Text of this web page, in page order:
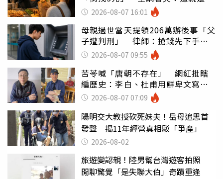
灣 2026-08-07 16:01
母親過世當天提領206萬辦後事「父
子遭判刑」 律師：搶錢先下手是
罪 2026-08-07 09:55
苦苓喊「唐朝不存在」 網紅批瞎
編歷史：李白、杜甫用鮮卑文寫
詩？2026-08-07 07:09
陽明交大教授砍死妹夫！岳母追思首
發聲 揭11年經營真相駁「爭產」
2026-08-02
旅遊變認親！陸男幫台灣遊客拍照
閒聊驚覺「是失聯大伯」奇蹟重逢